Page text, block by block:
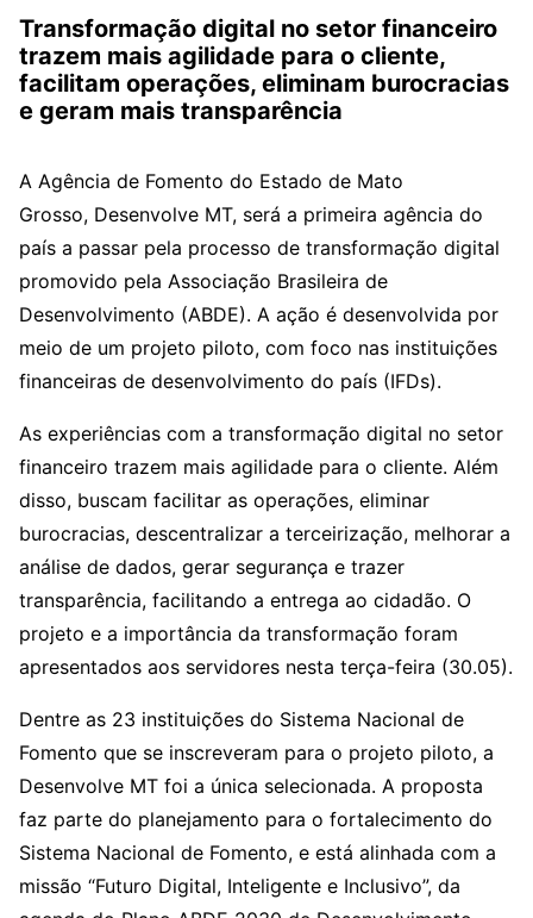
Transformação digital no setor financeiro
trazem mais agilidade para o cliente,
facilitam operações, eliminam burocracias
e geram mais transparência
A Agência de Fomento do Estado de Mato
Grosso, Desenvolve MT, será a primeira agência do
país a passar pela processo de transformação digital
promovido pela Associação Brasileira de
Desenvolvimento (ABDE). A ação é desenvolvida por
meio de um projeto piloto, com foco nas instituições
financeiras de desenvolvimento do país (IFDs).
As experiências com a transformação digital no setor
financeiro trazem mais agilidade para o cliente. Além
disso, buscam facilitar as operações, eliminar
burocracias, descentralizar a terceirização, melhorar a
análise de dados, gerar segurança e trazer
transparência, facilitando a entrega ao cidadão. O
projeto e a importância da transformação foram
apresentados aos servidores nesta terça-feira (30.05).
Dentre as 23 instituições do Sistema Nacional de
Fomento que se inscreveram para o projeto piloto, a
Desenvolve MT foi a única selecionada. A proposta
faz parte do planejamento para o fortalecimento do
Sistema Nacional de Fomento, e está alinhada com a
missão “Futuro Digital, Inteligente e Inclusivo”, da